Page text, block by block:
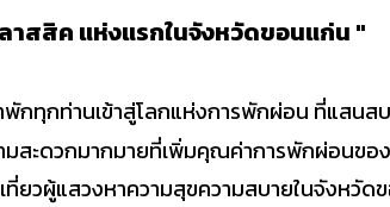
าสสิค แห่งแรกในจังหวัดขอนแก่น "
พักทุกท่านเข้าสู่โลกแห่งการพักผ่อน ที่แสน
มสะดวกมากมายที่เพิ่มคุณค่าการพักผ่อนข
ยวผู้แสวงหาความสุขความสบายในจังหวัด